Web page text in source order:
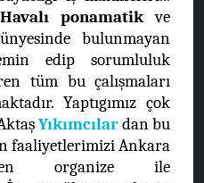
Havalı ponamatikve
bulunmayan
edip sorumluluk
tüm bu çalışmaları
Yaptıgımız çok
Yıkımcılardan bu
faaliyetlerimizi Ankara
organize ile